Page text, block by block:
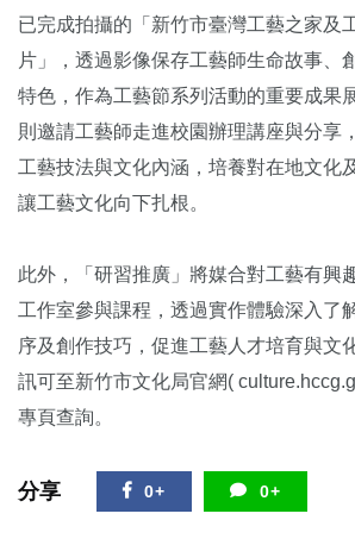
已完成拍攝的「新竹市臺灣工藝之家及
片」，透過影像保存工藝師生命故事、
特色，作為工藝節系列活動的重要成果
則邀請工藝師走進校園辦理講座與分享
工藝技法與文化內涵，培養對在地文化
讓工藝文化向下扎根。
此外，「研習推廣」將媒合對工藝有興
工作室參與課程，透過實作體驗深入了
序及創作技巧，促進工藝人才培育與文
訊可至新竹市文化局官網(
專頁查詢。
分享 0+ 0+